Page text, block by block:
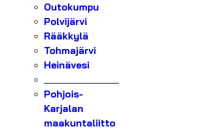
Outokumpu
Polvijärvi
Rääkkylä
Tohmajärvi
Heinävesi
Pohjois-
Karjalan
maakuntaliitto